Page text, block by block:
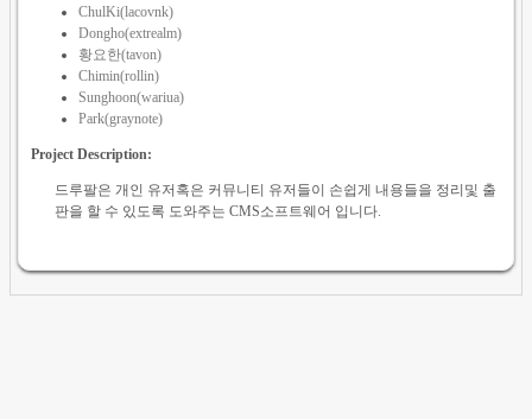
ChulKi(lacovnk)
Dongho(extrealm)
황요한(tavon)
Chimin(rollin)
Sunghoon(wariua)
Park(graynote)
Project Description:
드루팔은 개인 유저혹은 커뮤니티 유저들이 손쉽게 내용들을 정리및 출
판을 할 수 있도록 도와주는 CMS소프트웨어 입니다.